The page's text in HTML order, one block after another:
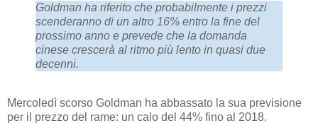
Goldman ha riferito che probabilmente i prezzi
scenderanno di un altro 16% entro la fine del
prossimo anno e prevede che la domanda
cinese crescerà al ritmo più lento in quasi due
decenni.
Mercoledì scorso Goldman ha abbassato la sua previsione
per il prezzo del rame: un calo del 44% fino al 2018.